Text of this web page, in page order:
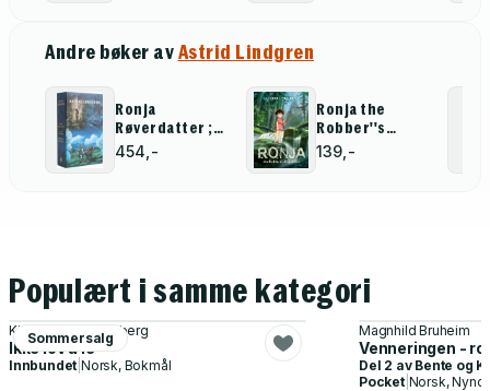
Andre bøker avAstrid Lindgren
Ronja
Røverdatter ;
Mio, min Mio ;
Brødrene
454,-
Ronja the
Robber''s
Daughter
Illustrated
139,-
Populært i samme kategori
Sommersalg
Kine Jeanette Solberg
Ikke lov å le
Innbundet |Norsk, Bokmål
Magnhild Bruheim
Venneringen -
Del 2 av Bente og
Pocket| Norsk,